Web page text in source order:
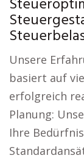
Unsere
basiert auf
erfolgreich
Planung:
Ihre